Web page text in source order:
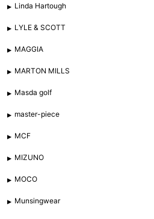
Linda Hartough
LYLE & SCOTT
MAGGIA
MARTON MILLS
Masda golf
master-piece
MCF
MIZUNO
MOCO
Munsingwear